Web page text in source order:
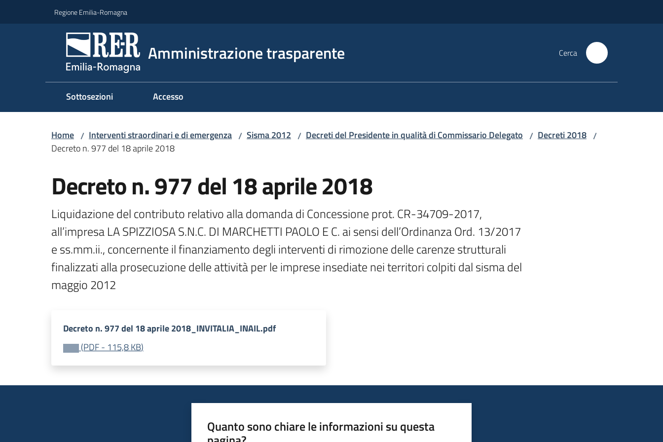
Regione Emilia-Romagna
Amministrazione trasparente Cerca
Sottosezioni Accesso
Home / Interventi straordinari e di emergenza / Sisma 2012 / Decreti del Presidente in qualità di Commissario Delegato / Decreti 2018 /
Decreto n. 977 del 18 aprile 2018
Decreto n. 977 del 18 aprile 2018
Liquidazione del contributo relativo alla domanda di Concessione prot. CR-34709-2017,
all’impresa LA SPIZZIOSA S.N.C. DI MARCHETTI PAOLO E C. ai sensi dell’Ordinanza Ord. 13/2017
e ss.mm.ii., concernente il finanziamento degli interventi di rimozione delle carenze strutturali
finalizzati alla prosecuzione delle attività per le imprese insediate nei territori colpiti dal sisma del
maggio 2012
Decreto n. 977 del 18 aprile 2018_INVITALIA_INAIL.pdf
(PDF- 115,8 KB)
Quanto sono chiare le informazioni su questa